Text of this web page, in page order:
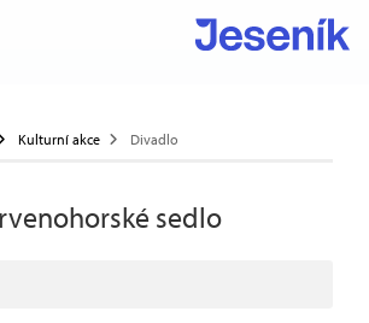
Kulturní akce Divadlo
sedlo